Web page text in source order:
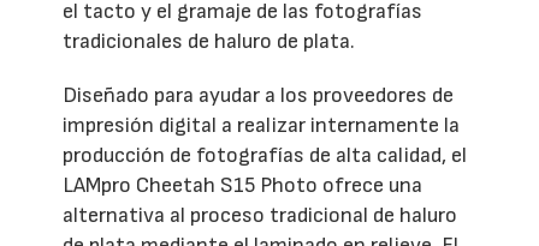
el tacto y el gramaje de las fotografías
tradicionales de haluro de plata.
Diseñado para ayudar a los proveedores de
impresión digital a realizar internamente la
producción de fotografías de alta calidad, el
LAMpro Cheetah S15 Photo ofrece una
alternativa al proceso tradicional de haluro